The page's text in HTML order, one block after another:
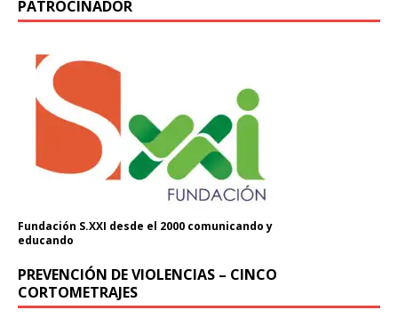
PATROCINADOR
Fundación S.XXI desde el 2000 comunicando y
educando
PREVENCIÓN DE VIOLENCIAS – CINCO
CORTOMETRAJES